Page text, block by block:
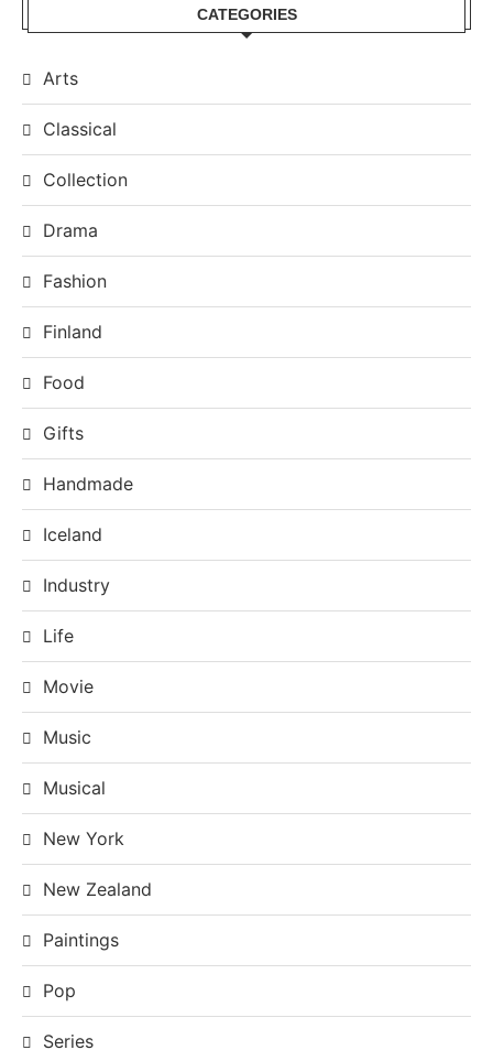
CATEGORIES
Arts
Classical
Collection
Drama
Fashion
Finland
Food
Gifts
Handmade
Iceland
Industry
Life
Movie
Music
Musical
New York
New Zealand
Paintings
Pop
Series